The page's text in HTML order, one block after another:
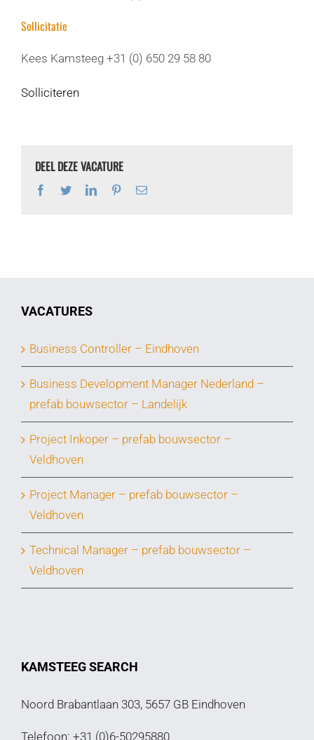
Sollicitatie
Kees Kamsteeg +31 (0) 650 29 58 80
Solliciteren
DEEL DEZE VACATURE
Facebook
TwitterLinkedInPinterest
E-
VACATURES
Business Controller – Eindhoven
Business Development Manager Nederland –
prefab bouwsector – Landelijk
Project Inkoper – prefab bouwsector –
Veldhoven
Project Manager – prefab bouwsector –
Veldhoven
Technical Manager – prefab bouwsector –
Veldhoven
KAMSTEEG SEARCH
Noord Brabantlaan 303, 5657 GB Eindhoven
Telefoon: +31 (0)6-50295880